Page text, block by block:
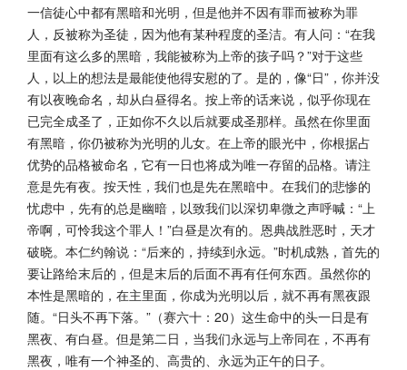
一信徒心中都有黑暗和光明，但是他并不因有罪而被称为罪
人，反被称为圣徒，因为他有某种程度的圣洁。有人问：“在我
里面有这么多的黑暗，我能被称为上帝的孩子吗？”对于这些
人，以上的想法是最能使他得安慰的了。是的，像“日”，你并没
有以夜晚命名，却从白昼得名。按上帝的话来说，似乎你现在
已完全成圣了，正如你不久以后就要成圣那样。虽然在你里面
有黑暗，你仍被称为光明的儿女。在上帝的眼光中，你根据占
优势的品格被命名，它有一日也将成为唯一存留的品格。请注
意是先有夜。按天性，我们也是先在黑暗中。在我们的悲惨的
忧虑中，先有的总是幽暗，以致我们以深切卑微之声呼喊：“上
帝啊，可怜我这个罪人！”白昼是次有的。恩典战胜恶时，天才
破晓。本仁约翰说：“后来的，持续到永远。”时机成熟，首先的
要让路给末后的，但是末后的后面不再有任何东西。虽然你的
本性是黑暗的，在主里面，你成为光明以后，就不再有黑夜跟
随。“日头不再下落。”（赛六十：20）这生命中的头一日是有
黑夜、有白昼。但是第二日，当我们永远与上帝同在，不再有
黑夜，唯有一个神圣的、高贵的、永远为正午的日子。